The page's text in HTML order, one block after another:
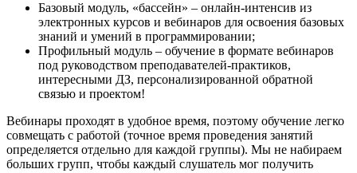
Базовый модуль, «бассейн» – онлайн-интенсив из
электронных курсов и вебинаров для освоения базовых
знаний и умений в программировании;
Профильный модуль – обучение в формате вебинаров
под руководством преподавателей-практиков,
интересными ДЗ, персонализированной обратной
связью и проектом!
Вебинары проходят в удобное время, поэтому обучение легко
совмещать с работой (точное время проведения занятий
определяется отдельно для каждой группы). Мы не набираем
больших групп, чтобы каждый слушатель мог получить